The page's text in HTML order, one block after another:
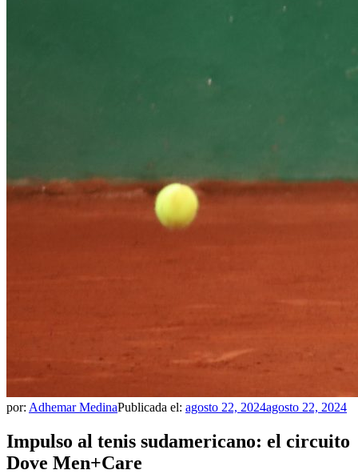
por: Adhemar MedinaPublicada el: agosto 22, 2024agosto 22, 2024
Impulso al tenis sudamericano: el circuito
Dove Men+Care